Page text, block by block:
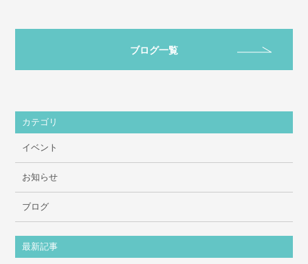
ブログ一覧
カテゴリ
イベント
お知らせ
ブログ
最新記事